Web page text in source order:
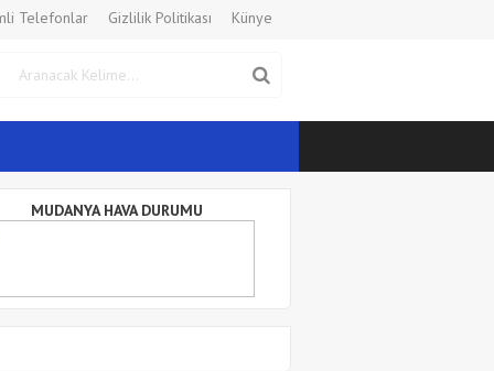
Telefonlar Gizlilik Politikası Künye
MUDANYA HAVA DURUMU